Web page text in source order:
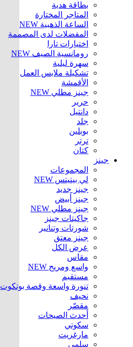
بطاقة هدية
المتاجر المختارة
الساعة الذهبية NEW
المفضلات لدى المصممة
اختيارات تارا
رومانسية الصيف NEW
سهرة ليلية
تشكيلة ملابس العمل
الأقمشة
جينز مطلي NEW
حرير
دانتيل
جلد
بوبلين
ترتر
كتان
جينز
المجموعات
لي بيتيتس NEW
جينز جديد
جينز أبيض
جينز مطلي NEW
جاكيتات جينز
شورتات وتنانير
جينز معتق
عرض الكل
مقاس
واسع ومريح NEW
مستقيم
تنورة واسعة وقصة بوتكوت
نحيف
مقصّر
أحدث الصيحات
سكوتي
مارغريت
سلمى